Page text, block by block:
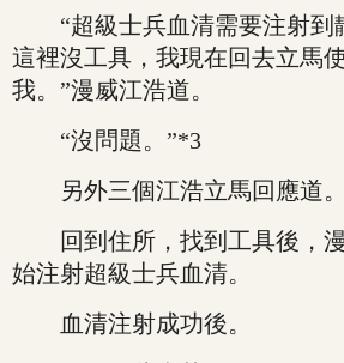
“超級士兵血清需要注射到
這裡沒工具，我現在回去立馬
我。”漫威江浩道。
“沒問題。”*3
另外三個江浩立馬回應道。
回到住所，找到工具後，漫
始注射超級士兵血清。
血清注射成功後。